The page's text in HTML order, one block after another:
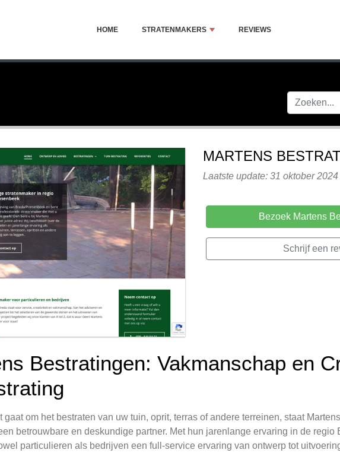
HOME STRATENMAKERS REVIEWS
MARTENS
Laatste update: 31 oktober 2024
Bezoek Martens
Schrijf een
Bestratingen: Vakmanschap en
gaat om het bestraten van uw tuin, oprit, terras of andere terreinen, staat
betrouwbare en deskundige partner. Met hun jarenlange ervaring in de regio
particulieren als bedrijven een full-service ervaring van ontwerp tot